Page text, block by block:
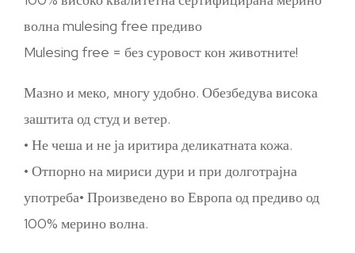
волна mulesing free предиво
Mulesing free = без суровост кон животните!
Мазно и меко, многу удобно. Обезбедува висока
заштита од студ и ветер.
• Не чеша и не ја иритира деликатната кожа.
• Отпорно на мириси дури и при долготрајна
употреба• Произведено во Европа од предиво од
100% мерино волна.